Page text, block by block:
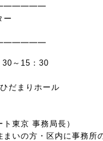
ー
～15：30
だまりホール
ト東京 事務局長）
いの方・区内に事務所